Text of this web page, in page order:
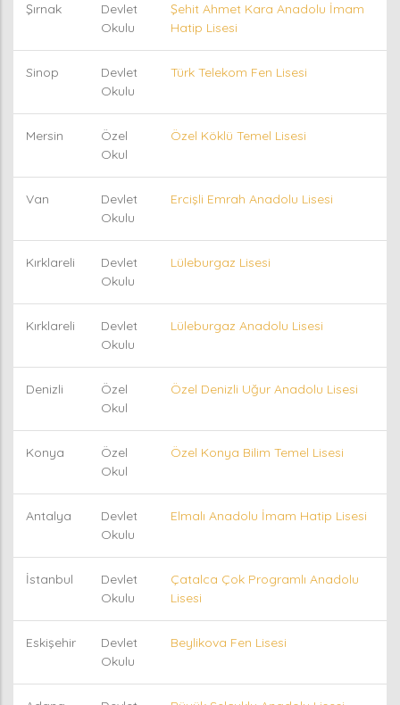
Şırnak
Devlet
Okulu
Şehit Ahmet Kara Anadolu İmam
Hatip Lisesi
Sinop
Devlet
Okulu
Türk Telekom Fen Lisesi
Mersin
Özel
Okul
Özel Köklü Temel Lisesi
Van
Devlet
Okulu
Ercişli Emrah Anadolu Lisesi
Kırklareli
Devlet
Okulu
Lüleburgaz Lisesi
Kırklareli
Devlet
Okulu
Lüleburgaz Anadolu Lisesi
Denizli
Özel
Okul
Özel Denizli Uğur Anadolu Lisesi
Konya
Özel
Okul
Özel Konya Bilim Temel Lisesi
Antalya
Devlet
Okulu
Elmalı Anadolu İmam Hatip Lisesi
İstanbul
Devlet
Okulu
Çatalca Çok Programlı Anadolu
Lisesi
Eskişehir
Devlet
Okulu
Beylikova Fen Lisesi